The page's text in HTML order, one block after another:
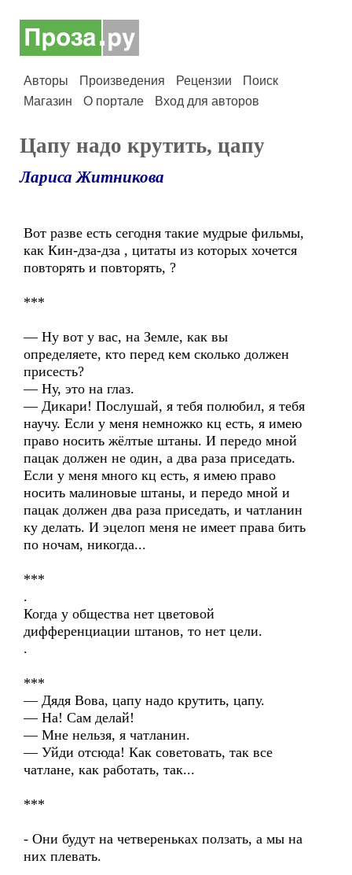
Авторы Произведения Рецензии
Поиск
Магазин
О портале Вход для авторов
Цапу надо крутить, цапу
Лариса Житникова
Вот разве есть сегодня такие мудрые фильмы,
как Кин-дза-дза , цитаты из которых хочется
повторять и повторять, ?
***
— Ну вот у вас, на Земле, как вы
определяете, кто перед кем сколько должен
присесть?
— Ну, это на глаз.
— Дикари! Послушай, я тебя полюбил, я тебя
научу. Если у меня немножко кц есть, я имею
право носить жёлтые штаны. И передо мной
пацак должен не один, а два раза приседать.
Если у меня много кц есть, я имею право
носить малиновые штаны, и передо мной и
пацак должен два раза приседать, и чатланин
ку делать. И эцелоп меня не имеет права бить
по ночам, никогда...
***
.
Когда у общества нет цветовой
дифференциации штанов, то нет цели.
.
***
— Дядя Вова, цапу надо крутить, цапу.
— На! Сам делай!
— Мне нельзя, я чатланин.
— Уйди отсюда! Как советовать, так все
чатлане, как работать, так...
***
- Они будут на четвереньках ползать, а мы на
них плевать.